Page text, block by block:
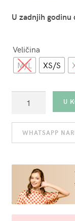
U zadnjih
Veličina
M/L
XS/S
bijele
-
Open
Panty
veličina)
U
WHATSAPP